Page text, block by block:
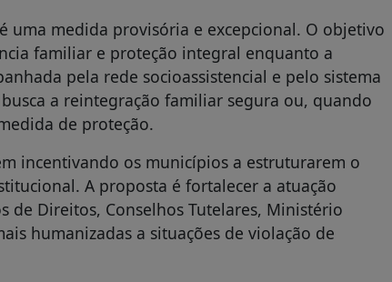
uma medida provisória e excepcional. O objetivo
familiar e proteção integral enquanto a
pela rede socioassistencial e pelo sistema
a reintegração familiar segura ou, quando
de proteção.
incentivando os municípios a estruturarem o
A proposta é fortalecer a atuação
de Direitos, Conselhos Tutelares, Ministério
humanizadas a situações de violação de